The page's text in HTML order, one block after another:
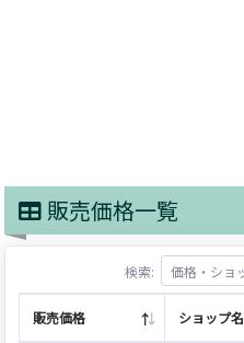
販売価格一覧
検索:
販売価格 ショップ名